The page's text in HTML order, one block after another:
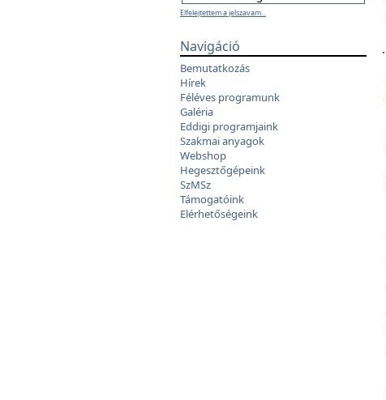
Elfelejtettem a jelszavam...
Navigáció
Bemutatkozás
Hírek
Féléves programunk
Galéria
Eddigi programjaink
Szakmai anyagok
Webshop
Hegesztőgépeink
SzMSz
Támogatóink
Elérhetőségeink